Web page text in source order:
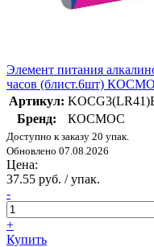
Элемент питания
часов (блист.6шт)
Артикул:
Бренд:
КОСМОС
Доступно к заказу 20 упак.
Обновлено 07.08.2026
Цена:
37.55 руб. / упак.
-
+
Купить